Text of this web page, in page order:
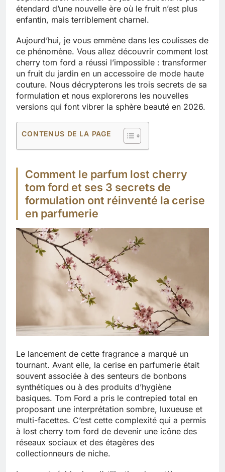
étendard d’une nouvelle ère où le fruit n’est plus
enfantin, mais terriblement charnel.
Aujourd’hui, je vous emmène dans les coulisses de
ce phénomène. Vous allez découvrir comment lost
cherry tom ford a réussi l’impossible : transformer
un fruit du jardin en un accessoire de mode haute
couture. Nous décrypterons les trois secrets de sa
formulation et nous explorerons les nouvelles
versions qui font vibrer la sphère beauté en 2026.
CONTENUS DE LA PAGE
Comment le parfum lost cherry
tom ford et ses 3 secrets de
formulation ont réinventé la cerise
en parfumerie
Le lancement de cette fragrance a marqué un
tournant. Avant elle, la cerise en parfumerie était
souvent associée à des senteurs de bonbons
synthétiques ou à des produits d’hygiène
basiques. Tom Ford a pris le contrepied total en
proposant une interprétation sombre, luxueuse et
multi-facettes. C’est cette complexité qui a permis
à lost cherry tom ford de devenir une icône des
réseaux sociaux et des étagères des
collectionneurs de niche.